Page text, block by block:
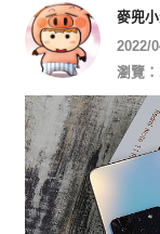
麥兜
2022/
瀏覽